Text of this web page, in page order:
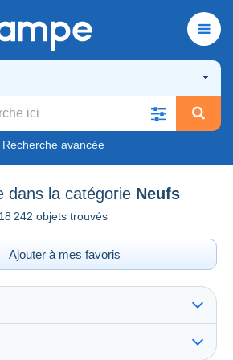
Recherche avancée
dans la catégorie Neufs
18 242 objets trouvés
Ajouter à mes favoris